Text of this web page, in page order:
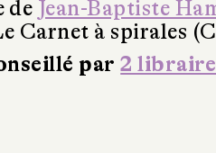
de Jean-Baptiste
Carnet à spirales
par2